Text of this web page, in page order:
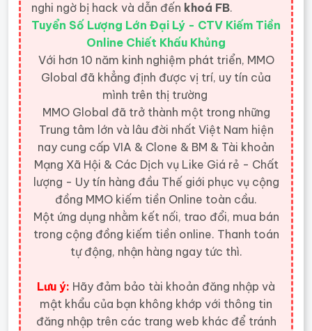
nghi ngờ bị hack và dẫn đến khoá FB.
Tuyển Số Lượng Lớn Đại Lý - CTV Kiếm Tiền
Online Chiết Khấu Khủng
Với hơn 10 năm kinh nghiệm phát triển, MMO
Global đã khẳng định được vị trí, uy tín của
mình trên thị trường
MMO Global đã trở thành một trong những
Trung tâm lớn và lâu đời nhất Việt Nam hiện
nay cung cấp VIA & Clone & BM & Tài khoản
Mạng Xã Hội & Các Dịch vụ Like Giá rẻ - Chất
lượng - Uy tín hàng đầu Thế giới phục vụ cộng
đồng MMO kiếm tiền Online toàn cầu.
Một ứng dụng nhằm kết nối, trao đổi, mua bán
trong cộng đồng kiếm tiền online. Thanh toán
tự động, nhận hàng ngay tức thì.
Lưu ý: Hãy đảm bảo tài khoản đăng nhập và
mật khẩu của bạn không khớp với thông tin
đăng nhập trên các trang web khác để tránh